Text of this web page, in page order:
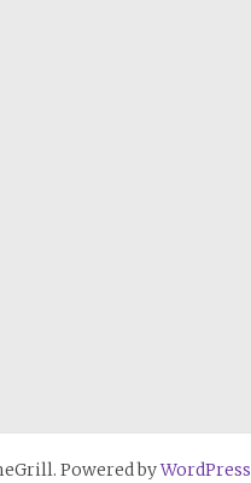
Powered byWordPress